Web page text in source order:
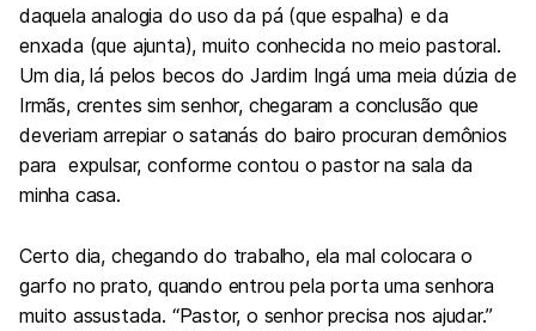
daquela analogia do uso da pá (que espalha) e da
enxada (que ajunta), muito conhecida no meio pastoral.
Um dia, lá pelos becos do Jardim Ingá uma meia dúzia de
Irmãs, crentes sim senhor, chegaram a conclusão que
deveriam arrepiar o satanás do bairo procuran demônios
para expulsar, conforme contou o pastor na sala da
minha casa.
Certo dia, chegando do trabalho, ela mal colocara o
garfo no prato, quando entrou pela porta uma senhora
muito assustada. “Pastor, o senhor precisa nos ajudar.”